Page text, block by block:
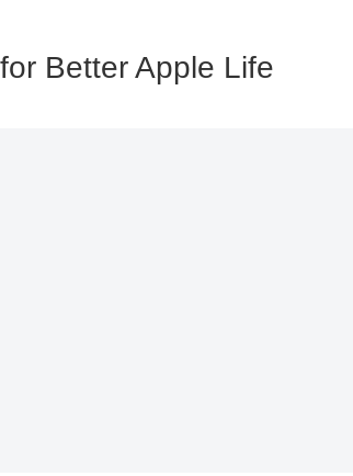
for Better Apple Life